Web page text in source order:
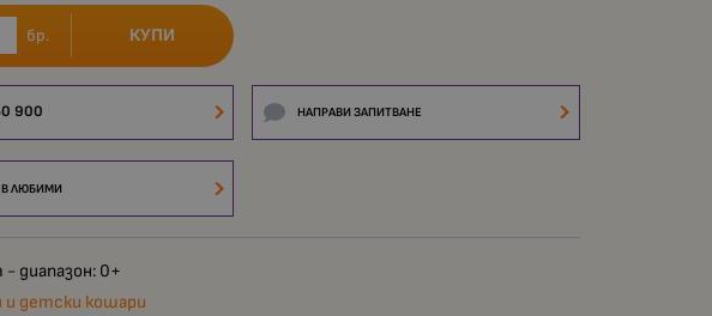
бр. КУПИ
900 НАПРАВИ ЗАПИТВАНЕ
В ЛЮБИМИ
диапазон: 0+
и детски кошари